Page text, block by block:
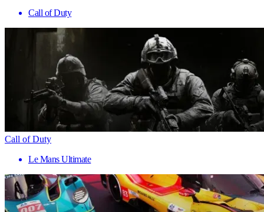
Call of Duty
Call of Duty
Le Mans Ultimate